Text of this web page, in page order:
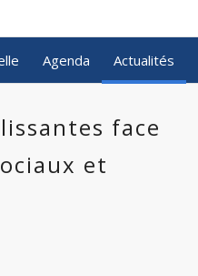
Agenda Actualités
face
et